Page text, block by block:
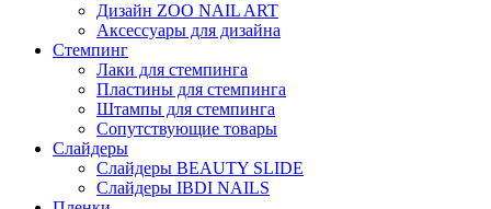
Дизайн ZOO NAIL ART
Аксессуары для дизайна
Стемпинг
Лаки для стемпинга
Пластины для стемпинга
Штампы для стемпинга
Сопутствующие товары
Слайдеры
Слайдеры BEAUTY SLIDE
Слайдеры IBDI NAILS